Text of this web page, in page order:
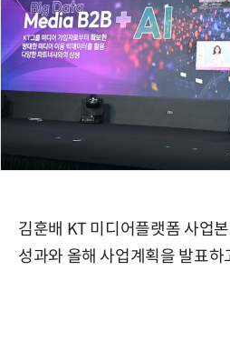
김훈배 KT 미디어플랫폼 사업
성과와 올해 사업계획을 발표하